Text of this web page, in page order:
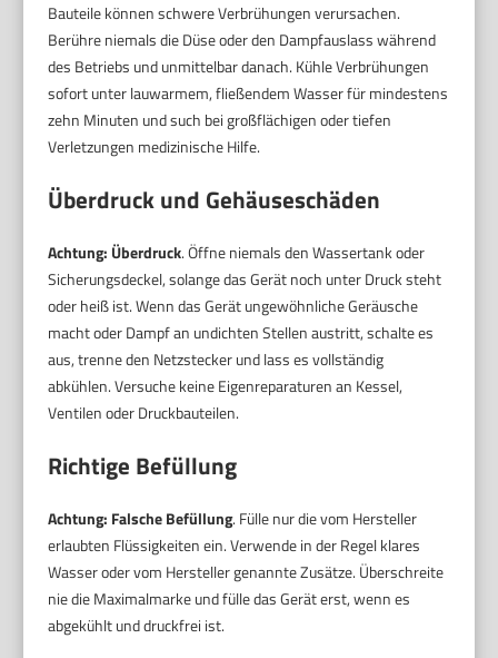
Bauteile können schwere Verbrühungen verursachen.
Berühre niemals die Düse oder den Dampfauslass während
des Betriebs und unmittelbar danach. Kühle Verbrühungen
sofort unter lauwarmem, fließendem Wasser für mindestens
zehn Minuten und such bei großflächigen oder tiefen
Verletzungen medizinische Hilfe.
Überdruck und Gehäuseschäden
Achtung: Überdruck. Öffne niemals den Wassertank oder
Sicherungsdeckel, solange das Gerät noch unter Druck steht
oder heiß ist. Wenn das Gerät ungewöhnliche Geräusche
macht oder Dampf an undichten Stellen austritt, schalte es
aus, trenne den Netzstecker und lass es vollständig
abkühlen. Versuche keine Eigenreparaturen an Kessel,
Ventilen oder Druckbauteilen.
Richtige Befüllung
Achtung: Falsche Befüllung. Fülle nur die vom Hersteller
erlaubten Flüssigkeiten ein. Verwende in der Regel klares
Wasser oder vom Hersteller genannte Zusätze. Überschreite
nie die Maximalmarke und fülle das Gerät erst, wenn es
abgekühlt und druckfrei ist.